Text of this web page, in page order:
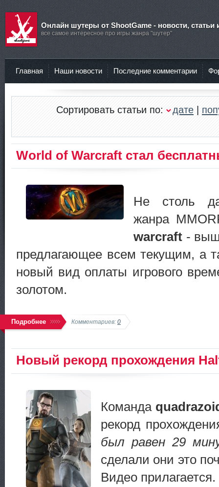
Онлайн шутеры от ShootGame - новости, статьи
все самое интересное про игры жанра "шутер"
Главная Наши новости Последние комментарии
Сортировать статьи по: дате
World of Warcraft стал
Не столь
жанра
warcraft -
предлагающее всем текущим, а
новый вид оплаты игрового
золотом.
Подробнее Комментариев: 0
Новый рекорд прохождения
Команда
рекорд
был равен 29
сделали они это
Видео прилагается.